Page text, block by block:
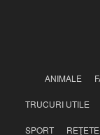
ANIMALE
TRUCURI UTILE
SPORT